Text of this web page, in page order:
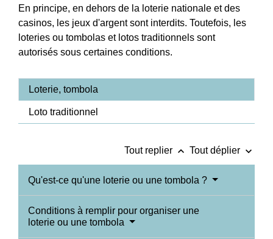
En principe, en dehors de la loterie nationale et des
casinos, les jeux d'argent sont interdits. Toutefois, les
loteries ou tombolas et lotos traditionnels sont
autorisés sous certaines conditions.
Loterie, tombola
Loto traditionnel
Tout replier keyboard_arrow_up Tout déplier keyboard_arrow_down
Qu'est-ce qu'une loterie ou une tombola ?
Conditions à remplir pour organiser une
loterie ou une tombola